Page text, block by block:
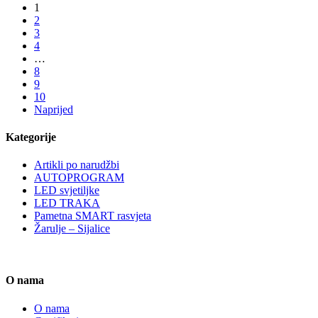
1
2
3
4
…
8
9
10
Naprijed
Kategorije
Artikli po narudžbi
AUTOPROGRAM
LED svjetiljke
LED TRAKA
Pametna SMART rasvjeta
Žarulje – Sijalice
O nama
O nama